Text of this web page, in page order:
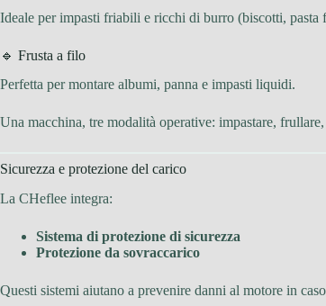
Ideale per impasti friabili e ricchi di burro (biscotti, pasta
🔹 Frusta a filo
Perfetta per montare albumi, panna e impasti liquidi.
Una macchina, tre modalità operative: impastare,
Sicurezza e protezione del carico
La CHeflee integra:
Sistema di protezione di sicurezza
Protezione da sovraccarico
Questi sistemi aiutano a prevenire danni al motore in